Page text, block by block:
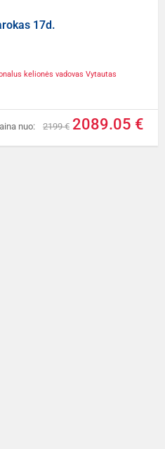
17d.
kelionės vadovas Vytautas
nuo: 2199 € 2089.05 €